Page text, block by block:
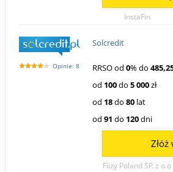
InstaFin
Opinie: 8
Solcredit
RRSO od 0% do
od 100do 5 000zł
od 18do 80 lat
od 91 do 120dni
Fiizy Poland SP. z o.o